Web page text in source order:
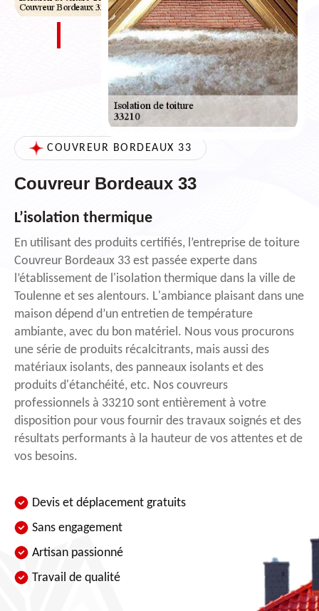
COUVREUR BORDEAUX 33
Couvreur Bordeaux 33
L’isolation thermique
En utilisant des produits certifiés, l’entreprise de toiture
Couvreur Bordeaux 33 est passée experte dans
l’établissement de l'isolation thermique dans la ville de
Toulenne et ses alentours. L'ambiance plaisant dans une
maison dépend d’un entretien de température
ambiante, avec du bon matériel. Nous vous procurons
une série de produits récalcitrants, mais aussi des
matériaux isolants, des panneaux isolants et des
produits d'étanchéité, etc. Nos couvreurs
professionnels à 33210 sont entièrement à votre
disposition pour vous fournir des travaux soignés et des
résultats performants à la hauteur de vos attentes et de
vos besoins.
Devis et déplacement gratuits
Sans engagement
Artisan passionné
Travail de qualité